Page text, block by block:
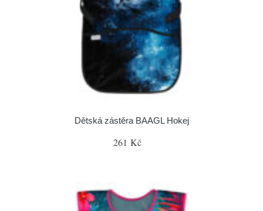
Dětská zástěra BAAGL Hokej
261 Kč